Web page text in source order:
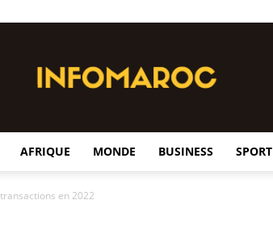
AFRIQUE MONDE BUSINESS SPORT
en 2022